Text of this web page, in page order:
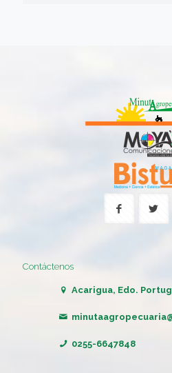
Contáctenos
Acarigua, Edo.
0255-6647848